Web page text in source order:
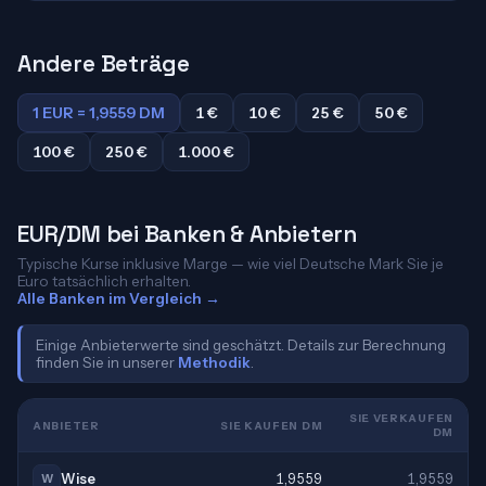
Andere Beträge
1 EUR = 1,9559 DM 1 € 10 € 25 €
50 €
100 €
250 € 1.000 €
EUR/DM bei Banken & Anbietern
Typische Kurse inklusive Marge — wie viel Deutsche Mark Sie je
Euro tatsächlich erhalten.
Alle Banken im Vergleich →
Einige Anbieterwerte sind geschätzt. Details zur Berechnung
finden Sie in unserer Methodik
ANBIETER SIE KAUFEN DM
SIE VERKAUFEN
DM
W Wise 1,9559 1,9559